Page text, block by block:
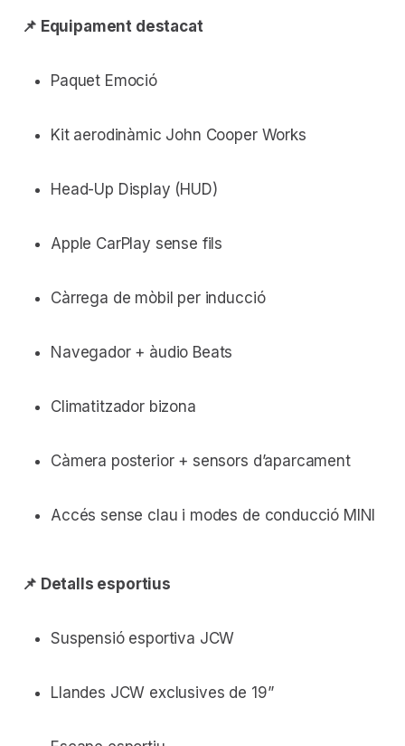
📌 Equipament destacat
Paquet Emoció
Kit aerodinàmic John Cooper Works
Head-Up Display (HUD)
Apple CarPlay sense fils
Càrrega de mòbil per inducció
Navegador + àudio Beats
Climatitzador bizona
Càmera posterior + sensors d’aparcament
Accés sense clau i modes de conducció MINI
📌 Detalls esportius
Suspensió esportiva JCW
Llandes JCW exclusives de 19”